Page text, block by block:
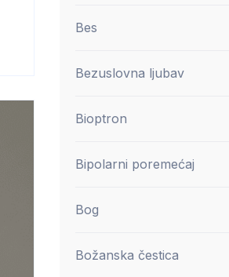
Bes
Bezuslovna ljubav
Bioptron
Bipolarni poremećaj
Bog
Božanska čestica